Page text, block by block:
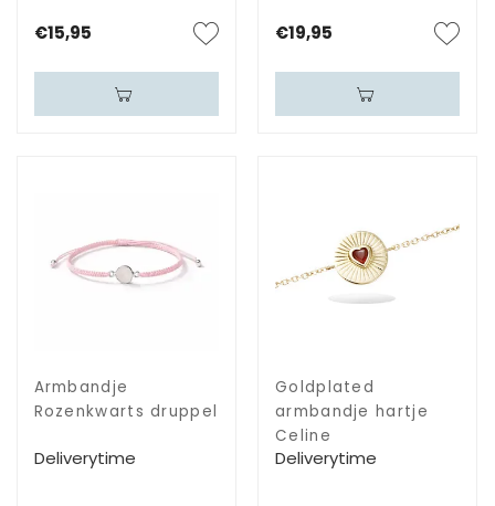
€15,95 €19,95
Armbandje
Rozenkwarts druppel
Deliverytime
Goldplated
armbandje hartje
Celine
Deliverytime